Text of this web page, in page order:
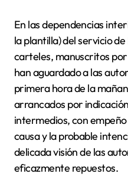
En las dependencias
la plantilla) del servicio
carteles, manuscritos
han aguardado a las
primera hora de la
arrancados por
intermedios, con
causa y la probable
delicada visión de las
eficazmente repuestos.